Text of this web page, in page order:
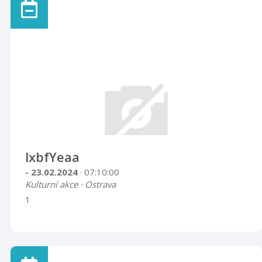
lxbfYeaa
- 23.02.2024 · 07:10:00
Kulturní akce · Ostrava
1